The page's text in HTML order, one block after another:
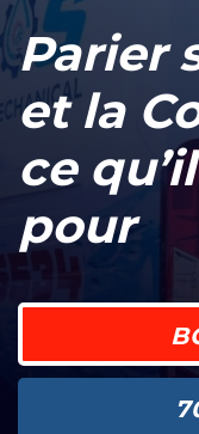
Parier
et la
ce
pour